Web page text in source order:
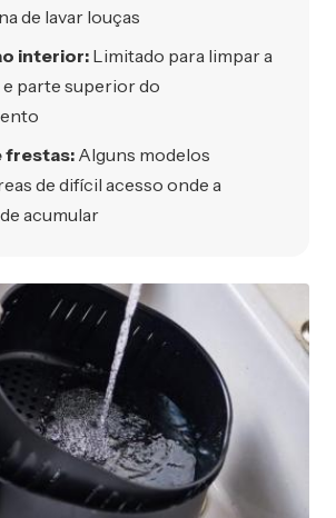
de lavar louças
interior: Limitado para limpar a
parte superior do
frestas: Alguns modelos
de difícil acesso onde a
acumular